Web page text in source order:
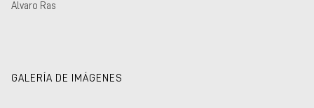
Alvaro Ras
GALERÍA DE IMÁGENES